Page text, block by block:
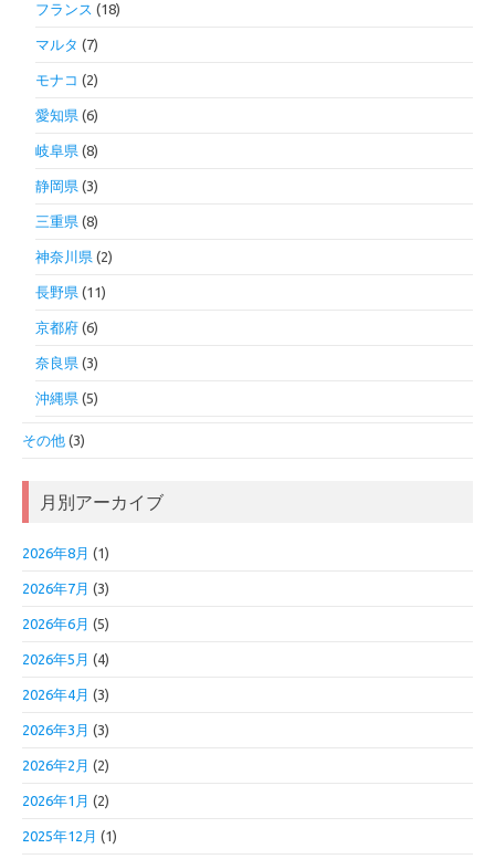
フランス (18)
マルタ (7)
モナコ (2)
愛知県 (6)
岐阜県 (8)
静岡県 (3)
三重県 (8)
神奈川県 (2)
長野県 (11)
京都府 (6)
奈良県 (3)
沖縄県 (5)
その他 (3)
月別アーカイブ
2026年8月 (1)
2026年7月 (3)
2026年6月 (5)
2026年5月 (4)
2026年4月 (3)
2026年3月 (3)
2026年2月 (2)
2026年1月 (2)
2025年12月 (1)